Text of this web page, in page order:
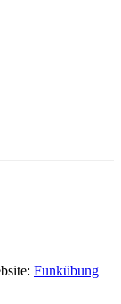
Funkübung